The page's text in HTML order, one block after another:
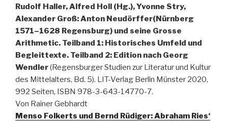
Rudolf Haller, Alfred Holl (Hg.), Yvonne Stry,
Alexander Groß: Anton Neudörffer(Nürnberg
1571–1628 Regensburg) und seine Grosse
Arithmetic. Teilband 1: Historisches Umfeld und
Begleittexte. Teilband 2: Edition nach Georg
Wendler(Regensburger Studien zur Literatur und Kultur
des Mittelalters, Bd. 5). LIT-Verlag Berlin Münster 2020,
992 Seiten, ISBN 978-3-643-14770-7.
Von Rainer Gebhardt
Menso Folkerts und Bernd Rüdiger: Abraham Ries‘